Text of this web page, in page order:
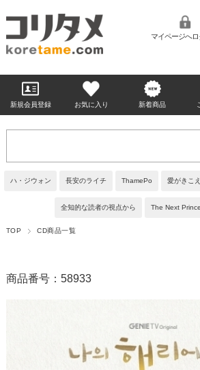
マイページへ
新規会員登録 お気に入り 新着商品
ハ・ジウォン 長安のライチ ThamePo 愛がきこ
全知的な読者の視点から The Next Prince
TOP CD商品一覧
商品番号：58933